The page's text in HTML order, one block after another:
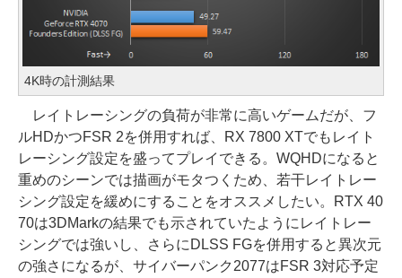
4K時の計測結果
レイトレーシングの負荷が非常に高いゲームだが、フ
ルHDかつFSR 2を併用すれば、RX 7800 XTでもレイト
レーシング設定を盛ってプレイできる。WQHDになると
重めのシーンでは描画がモタつくため、若干レイトレー
シング設定を緩めにすることをオススメしたい。RTX 40
70は3DMarkの結果でも示されていたようにレイトレー
シングでは強いし、さらにDLSS FGを併用すると異次元
の強さになるが、サイバーパンク2077はFSR 3対応予定